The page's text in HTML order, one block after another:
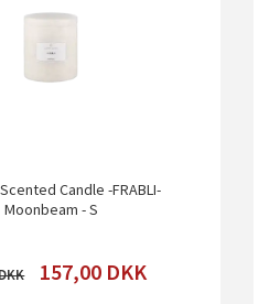
Candle -FRABLI-
Moonbeam - S
157,00 DKK